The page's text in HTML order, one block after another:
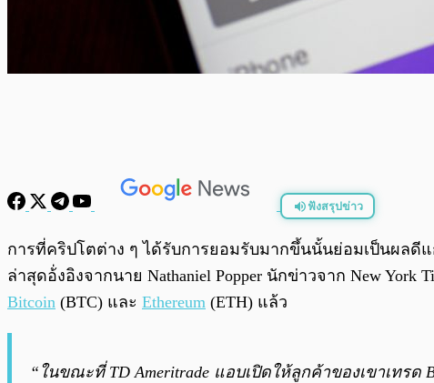
ฟังสรุปข่าว
พร้อมเล่น
การที่คริปโตต่าง ๆ ได้รับการยอมรับมากขึ้นนั้นย่อมเป็นผลดี
ล่าสุดอ้่งอิงจากนาย Nathaniel Popper นักข่าวจาก New York
Bitcoin (BTC) และ Ethereum (ETH) แล้ว
“ในขณะที่ TD Ameritrade แอบเปิดให้ลูกค้าของเขาเทรด